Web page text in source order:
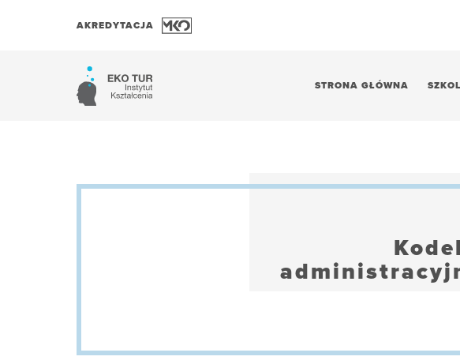
AKREDYTACJA
STRONA GŁÓWNA